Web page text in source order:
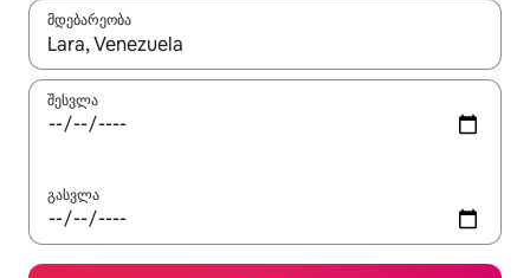
მდებარეობა
როცა შედეგები ხელმისაწვდომი გახდება, ნავიგაციისთვის
შესვლა
გასვლა